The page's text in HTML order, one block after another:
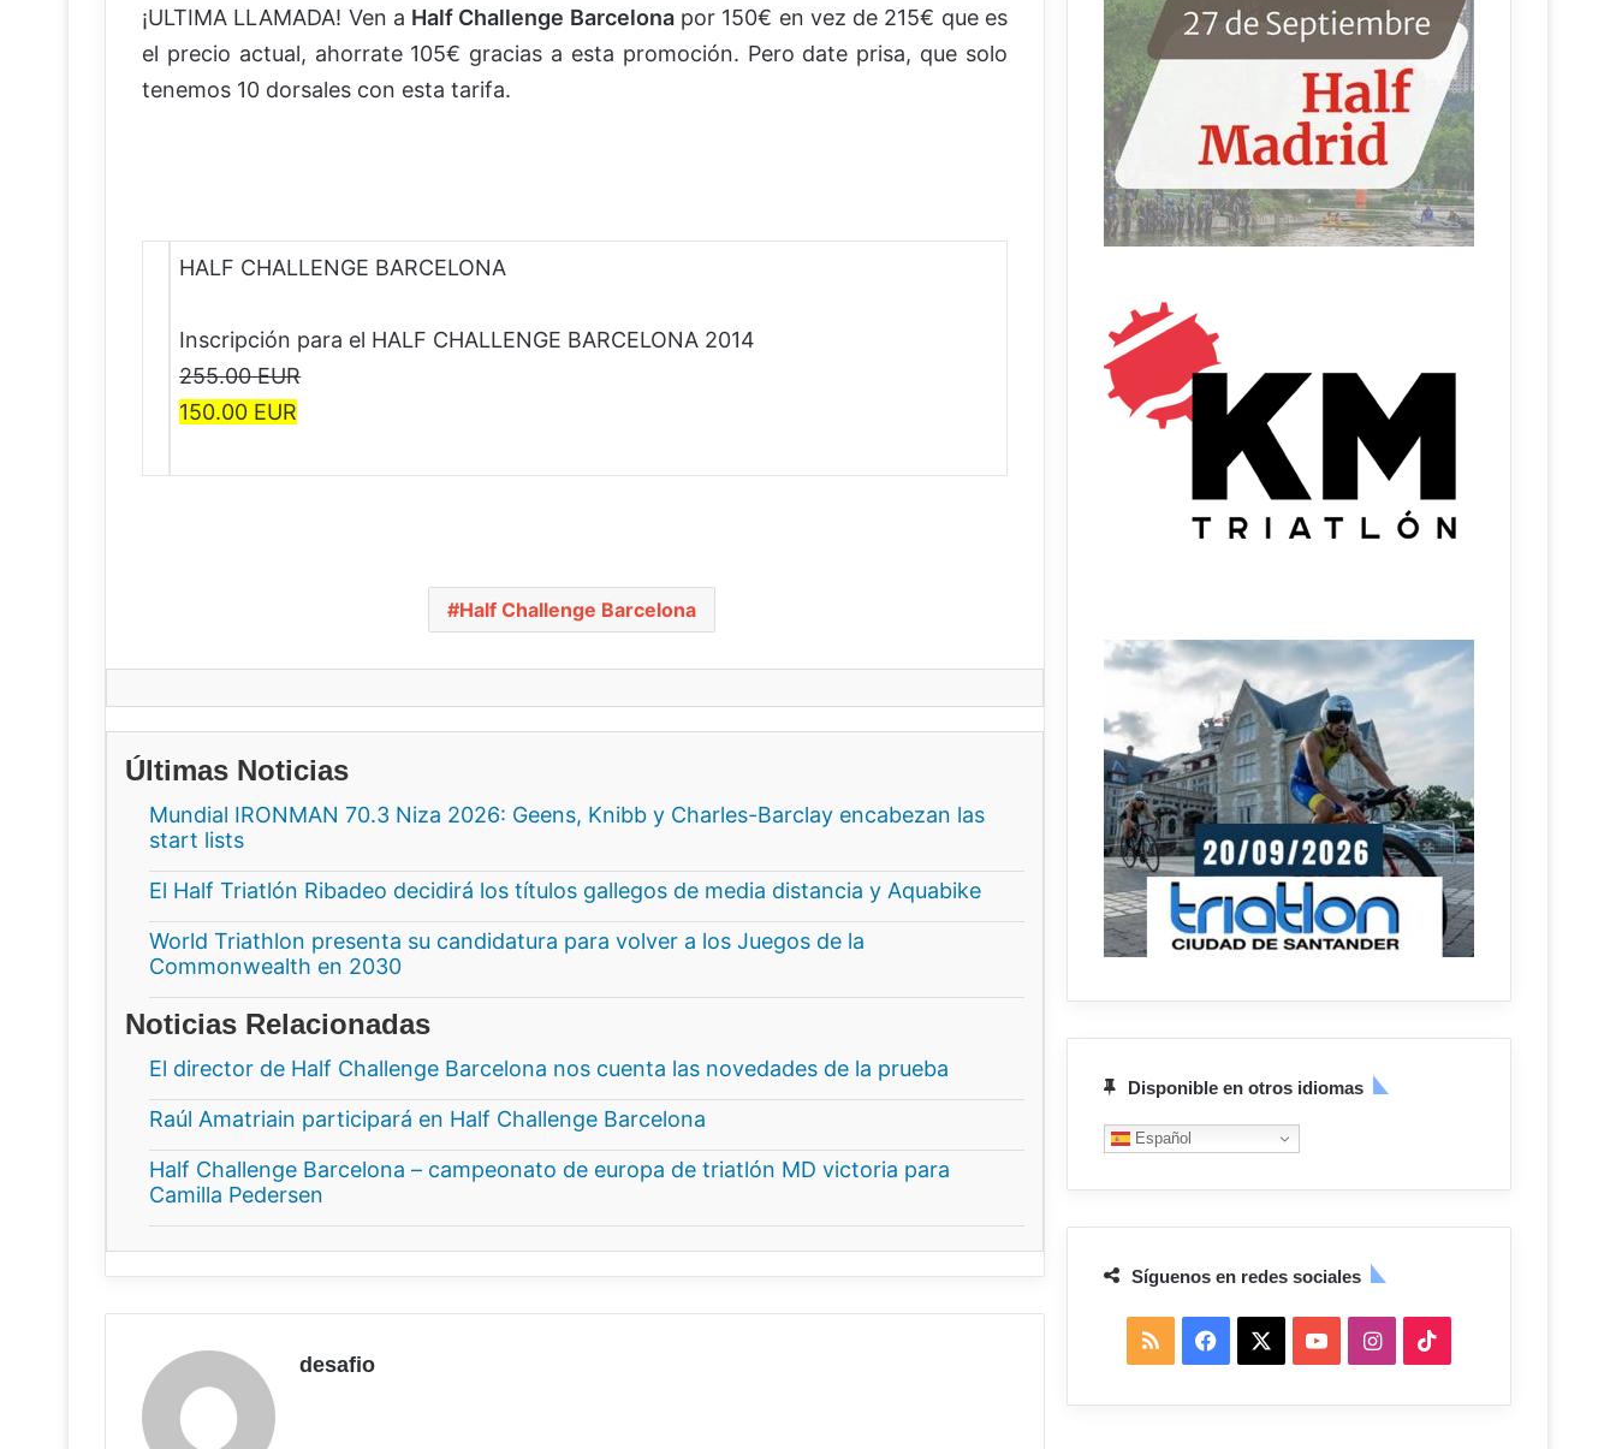
¡ULTIMA LLAMADA! Ven a Half Challenge Barcelonapor 150€ en vez de 215€ que es
el precio actual, ahorrate 105€ gracias a esta promoción. Pero date prisa, que solo
tenemos 10 dorsales con esta tarifa.
HALF CHALLENGE BARCELONA
Inscripción para el HALF CHALLENGE BARCELONA 2014
255.00 EUR
150.00 EUR
Half Challenge Barcelona
Últimas Noticias
Mundial IRONMAN 70.3 Niza 2026: Geens, Knibb y Charles-Barclay encabezan las
start lists
El Half Triatlón Ribadeo decidirá los títulos gallegos de media distancia y Aquabike
World Triathlon presenta su candidatura para volver a los Juegos de la
Commonwealth en 2030
Noticias Relacionadas
El director de Half Challenge Barcelona nos cuenta las novedades de la prueba
Raúl Amatriain participará en Half Challenge Barcelona
Half Challenge Barcelona – campeonato de europa de triatlón MD victoria para
Camilla Pedersen
desafio
Disponible en otros idiomas
Español
Síguenos en redes sociales
I